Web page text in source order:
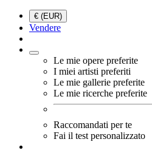
€ (EUR)
Vendere
Le mie opere preferite
I miei artisti preferiti
Le mie gallerie preferite
Le mie ricerche preferite
Raccomandati per te
Fai il test personalizzato